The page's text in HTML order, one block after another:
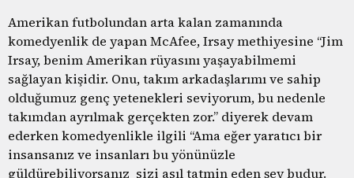
Amerikan futbolundan arta kalan zamanında
komedyenlik de yapan McAfee, Irsay methiyesine “Jim
Irsay, benim Amerikan rüyasını yaşayabilmemi
sağlayan kişidir. Onu, takım arkadaşlarımı ve sahip
olduğumuz genç yetenekleri seviyorum, bu nedenle
takımdan ayrılmak gerçekten zor.” diyerek devam
ederken komedyenlikle ilgili “Ama eğer yaratıcı bir
insansanız ve insanları bu yönünüzle
güldürebiliyorsanız sizi asıl tatmin eden şey budur.